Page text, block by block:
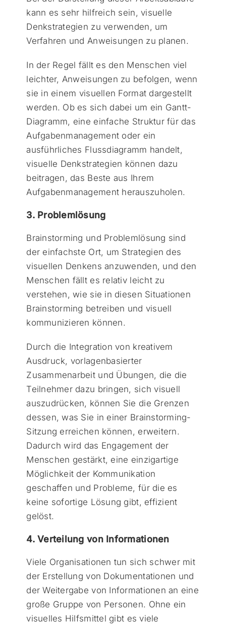
kann es sehr hilfreich sein, visuelle
Denkstrategien zu verwenden, um
Verfahren und Anweisungen zu planen.
In der Regel fällt es den Menschen viel
leichter, Anweisungen zu befolgen, wenn
sie in einem visuellen Format dargestellt
werden. Ob es sich dabei um ein Gantt-
Diagramm, eine einfache Struktur für das
Aufgabenmanagement oder ein
ausführliches Flussdiagramm handelt,
visuelle Denkstrategien können dazu
beitragen, das Beste aus Ihrem
Aufgabenmanagement herauszuholen.
3. Problemlösung
Brainstorming und Problemlösung sind
der einfachste Ort, um Strategien des
visuellen Denkens anzuwenden, und den
Menschen fällt es relativ leicht zu
verstehen, wie sie in diesen Situationen
Brainstorming betreiben und visuell
kommunizieren können.
Durch die Integration von kreativem
Ausdruck, vorlagenbasierter
Zusammenarbeit und Übungen, die die
Teilnehmer dazu bringen, sich visuell
auszudrücken, können Sie die Grenzen
dessen, was Sie in einer Brainstorming-
Sitzung erreichen können, erweitern.
Dadurch wird das Engagement der
Menschen gestärkt, eine einzigartige
Möglichkeit der Kommunikation
geschaffen und Probleme, für die es
keine sofortige Lösung gibt, effizient
gelöst.
4. Verteilung von Informationen
Viele Organisationen tun sich schwer mit
der Erstellung von Dokumentationen und
der Weitergabe von Informationen an eine
große Gruppe von Personen. Ohne ein
visuelles Hilfsmittel gibt es viele